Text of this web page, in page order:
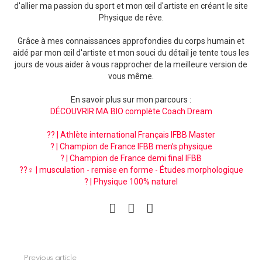
d'allier ma passion du sport et mon œil d'artiste en créant le site
Physique de rêve.
Grâce à mes connaissances approfondies du corps humain et
aidé par mon œil d'artiste et mon souci du détail je tente tous les
jours de vous aider à vous rapprocher de la meilleure version de
vous même.
En savoir plus sur mon parcours :
DÉCOUVRIR MA BIO complète Coach Dream
?? | Athlète international Français IFBB Master
? | Champion de France IFBB men’s physique
? | Champion de France demi final IFBB
??‍♀️ | musculation - remise en forme - Études morphologique
? | Physique 100% naturel
Previous article